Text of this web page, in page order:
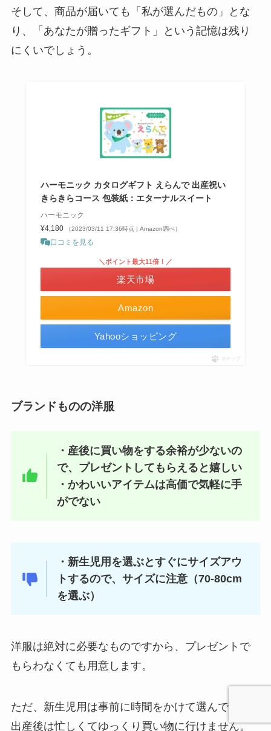
そして、商品が届いても「私が選んだもの」とな
り、「あなたが贈ったギフト」という記憶は残り
にくいでしょう。
ハーモニック カタログギフト えらんで 出産祝い
きらきらコース 包装紙：エターナルスイート
ハーモニック
¥4,180
（2023/03/11 17:36時点 | Amazon調べ）
口コミを見る
Amazon
＼ポイント最大11倍！／
楽天市場
Yahooショッピング
ポチップ
ブランドものの洋服
・産後に買い物をする余裕が少ないの
で、プレゼントしてもらえると嬉しい
・かわいいアイテムは高価で気軽に手
がでない
・新生児用を選ぶとすぐにサイズアウ
トするので、サイズに注意（70-80cm
を選ぶ）
洋服は絶対に必要なものですから、プレゼントで
もらわなくても用意します。
ただ、新生児用は事前に時間をかけて選んでも、
出産後は忙しくてゆっくり買い物に行けません。